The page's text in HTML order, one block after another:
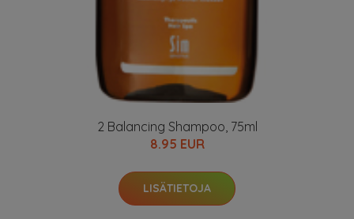
2 Balancing Shampoo, 75ml
8.95 EUR
LISÄTIETOJA